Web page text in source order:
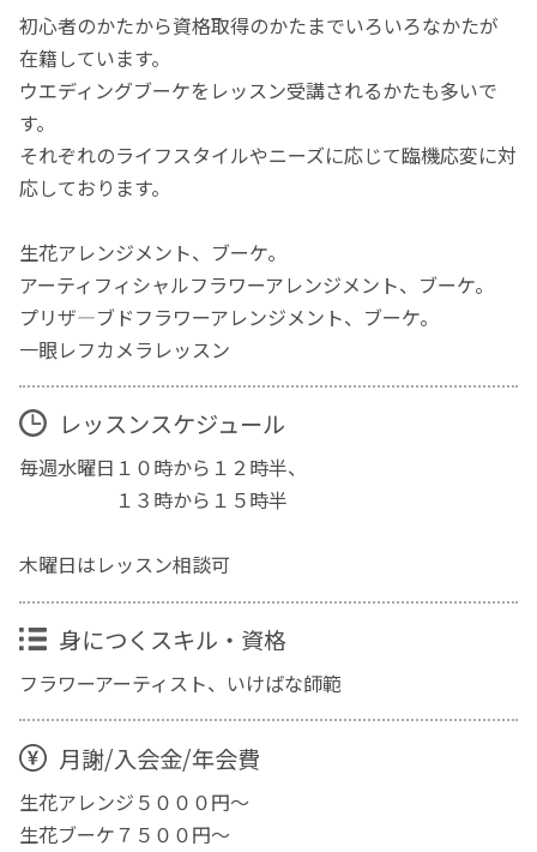
初心者のかたから資格取得のかたまでいろいろなかたが
在籍しています。
ウエディングブーケをレッスン受講されるかたも多いで
す。
それぞれのライフスタイルやニーズに応じて臨機応変に対
応しております。
生花アレンジメント、ブーケ。
アーティフィシャルフラワーアレンジメント、ブーケ。
プリザ―ブドフラワーアレンジメント、ブーケ。
一眼レフカメラレッスン
レッスンスケジュール
毎週水曜日１０時から１２時半、
１３時から１５時半
木曜日はレッスン相談可
身につくスキル・資格
フラワーアーティスト、いけばな師範
月謝/入会金/年会費
生花アレンジ５０００円～
生花ブーケ７５００円～